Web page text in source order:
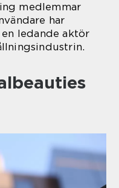
medlemmar
har
ledande aktör